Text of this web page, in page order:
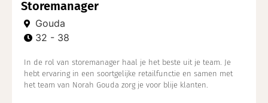
Storemanager
Gouda
32 - 38
In de rol van storemanager haal je het beste uit je team. Je
hebt ervaring in een soortgelijke retailfunctie en samen met
het team van Norah Gouda zorg je voor blije klanten.